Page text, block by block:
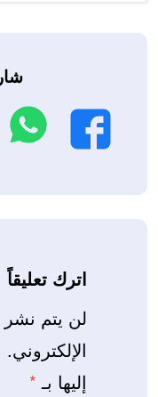
فيسبوك
اترك تعليقاً
لن يتم
الإلكتروني.
إليها بـ *